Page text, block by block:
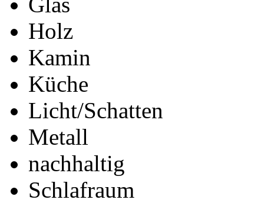
Holz
Kamin
Küche
Licht/Schatten
Metall
nachhaltig
Schlafraum